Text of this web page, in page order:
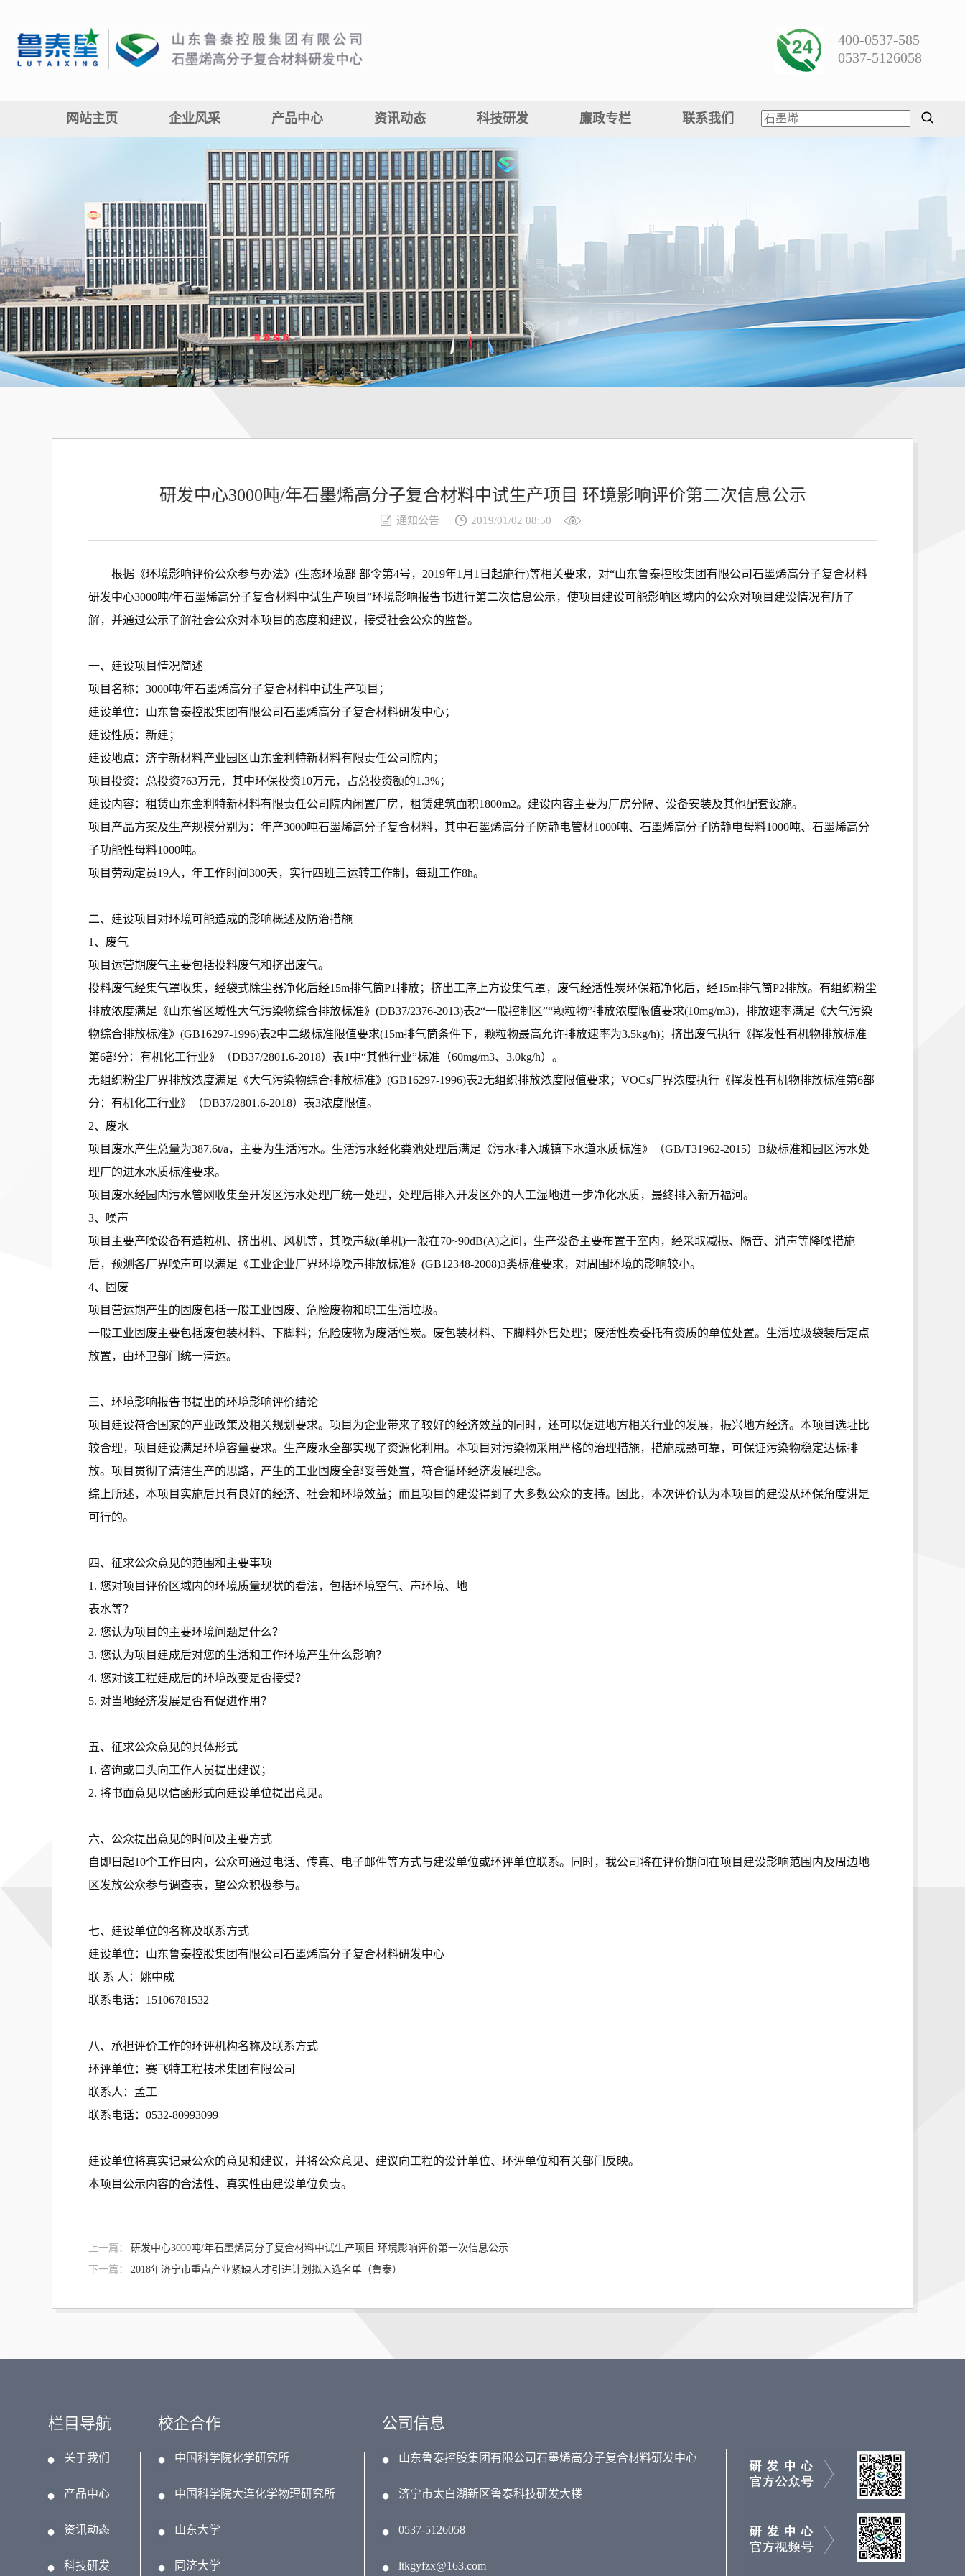
400-0537-585
0537-5126058
网站主页 企业风采 产品中心 资讯动态 科技研发 廉政专栏 联系我们
研发中心3000吨/年石墨烯高分子复合材料中试生产项目 环境影响评价第二次信息公示
通知公告 2019/01/02 08:50
根据《环境影响评价公众参与办法》(生态环境部 部令第4号，2019年1月1日起施行)等相关要求，对“山东鲁泰控股集团有限公司石墨烯高分子复合材料
研发中心3000吨/年石墨烯高分子复合材料中试生产项目”环境影响报告书进行第二次信息公示，使项目建设可能影响区域内的公众对项目建设情况有所了
解，并通过公示了解社会公众对本项目的态度和建议，接受社会公众的监督。
一、建设项目情况简述
项目名称：3000吨/年石墨烯高分子复合材料中试生产项目；
建设单位：山东鲁泰控股集团有限公司石墨烯高分子复合材料研发中心；
建设性质：新建；
建设地点：济宁新材料产业园区山东金利特新材料有限责任公司院内；
项目投资：总投资763万元，其中环保投资10万元，占总投资额的1.3%；
建设内容：租赁山东金利特新材料有限责任公司院内闲置厂房，租赁建筑面积1800m2。建设内容主要为厂房分隔、设备安装及其他配套设施。
项目产品方案及生产规模分别为：年产3000吨石墨烯高分子复合材料，其中石墨烯高分子防静电管材1000吨、石墨烯高分子防静电母料1000吨、石墨烯高分
子功能性母料1000吨。
项目劳动定员19人，年工作时间300天，实行四班三运转工作制，每班工作8h。
二、建设项目对环境可能造成的影响概述及防治措施
1、废气
项目运营期废气主要包括投料废气和挤出废气。
投料废气经集气罩收集，经袋式除尘器净化后经15m排气筒P1排放；挤出工序上方设集气罩，废气经活性炭环保箱净化后，经15m排气筒P2排放。有组织粉尘
排放浓度满足《山东省区域性大气污染物综合排放标准》(DB37/2376-2013)表2“一般控制区”“颗粒物”排放浓度限值要求(10mg/m3)，排放速率满足《大气污染
物综合排放标准》(GB16297-1996)表2中二级标准限值要求(15m排气筒条件下，颗粒物最高允许排放速率为3.5kg/h)；挤出废气执行《挥发性有机物排放标准
第6部分：有机化工行业》（DB37/2801.6-2018）表1中“其他行业”标准（60mg/m3、3.0kg/h）。
无组织粉尘厂界排放浓度满足《大气污染物综合排放标准》(GB16297-1996)表2无组织排放浓度限值要求；VOCs厂界浓度执行《挥发性有机物排放标准第6部
分：有机化工行业》（DB37/2801.6-2018）表3浓度限值。
2、废水
项目废水产生总量为387.6t/a，主要为生活污水。生活污水经化粪池处理后满足《污水排入城镇下水道水质标准》（GB/T31962-2015）B级标准和园区污水处
理厂的进水水质标准要求。
项目废水经园内污水管网收集至开发区污水处理厂统一处理，处理后排入开发区外的人工湿地进一步净化水质，最终排入新万福河。
3、噪声
项目主要产噪设备有造粒机、挤出机、风机等，其噪声级(单机)一般在70~90dB(A)之间，生产设备主要布置于室内，经采取减振、隔音、消声等降噪措施
后，预测各厂界噪声可以满足《工业企业厂界环境噪声排放标准》(GB12348-2008)3类标准要求，对周围环境的影响较小。
4、固废
项目营运期产生的固废包括一般工业固废、危险废物和职工生活垃圾。
一般工业固废主要包括废包装材料、下脚料；危险废物为废活性炭。废包装材料、下脚料外售处理；废活性炭委托有资质的单位处置。生活垃圾袋装后定点
放置，由环卫部门统一清运。
三、环境影响报告书提出的环境影响评价结论
项目建设符合国家的产业政策及相关规划要求。项目为企业带来了较好的经济效益的同时，还可以促进地方相关行业的发展，振兴地方经济。本项目选址比
较合理，项目建设满足环境容量要求。生产废水全部实现了资源化利用。本项目对污染物采用严格的治理措施，措施成熟可靠，可保证污染物稳定达标排
放。项目贯彻了清洁生产的思路，产生的工业固废全部妥善处置，符合循环经济发展理念。
综上所述，本项目实施后具有良好的经济、社会和环境效益；而且项目的建设得到了大多数公众的支持。因此，本次评价认为本项目的建设从环保角度讲是
可行的。
四、征求公众意见的范围和主要事项
1. 您对项目评价区域内的环境质量现状的看法，包括环境空气、声环境、地
表水等？
2. 您认为项目的主要环境问题是什么？
3. 您认为项目建成后对您的生活和工作环境产生什么影响？
4. 您对该工程建成后的环境改变是否接受？
5. 对当地经济发展是否有促进作用？
五、征求公众意见的具体形式
1. 咨询或口头向工作人员提出建议；
2. 将书面意见以信函形式向建设单位提出意见。
六、公众提出意见的时间及主要方式
自即日起10个工作日内，公众可通过电话、传真、电子邮件等方式与建设单位或环评单位联系。同时，我公司将在评价期间在项目建设影响范围内及周边地
区发放公众参与调查表，望公众积极参与。
七、建设单位的名称及联系方式
建设单位：山东鲁泰控股集团有限公司石墨烯高分子复合材料研发中心
联 系 人：姚中成
联系电话：15106781532
八、承担评价工作的环评机构名称及联系方式
环评单位：赛飞特工程技术集团有限公司
联系人：孟工
联系电话：0532-80993099
建设单位将真实记录公众的意见和建议，并将公众意见、建议向工程的设计单位、环评单位和有关部门反映。
本项目公示内容的合法性、真实性由建设单位负责。
上一篇：
研发中心3000吨/年石墨烯高分子复合材料中试生产项目 环境影响评价第一次信息公示
下一篇：
2018年济宁市重点产业紧缺人才引进计划拟入选名单（鲁泰）
栏目导航
关于我们
产品中心
资讯动态
科技研发
校企合作
中国科学院化学研究所
中国科学院大连化学物理研究所
山东大学
同济大学
公司信息
山东鲁泰控股集团有限公司石墨烯高分子复合材料研发中心
济宁市太白湖新区鲁泰科技研发大楼
0537-5126058
ltkgyfzx@163.com